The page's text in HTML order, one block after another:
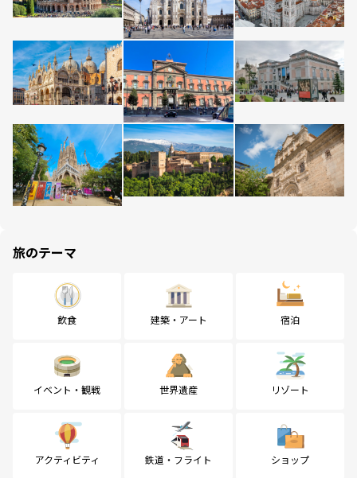
旅のテーマ
飲食 建築・アート 宿泊
イベント・観戦 世界遺産 リゾート
アクティビティ 鉄道・フライト ショップ